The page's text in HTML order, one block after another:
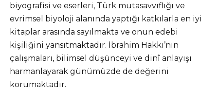
biyografisi ve eserleri, Türk mutasavvıflığı ve
evrimsel biyoloji alanında yaptığı katkılarla en iyi
kitaplar arasında sayılmakta ve onun edebi
kişiliğini yansıtmaktadır. İbrahim Hakkı’nın
çalışmaları, bilimsel düşünceyi ve dinî anlayışı
harmanlayarak günümüzde de değerini
korumaktadır.